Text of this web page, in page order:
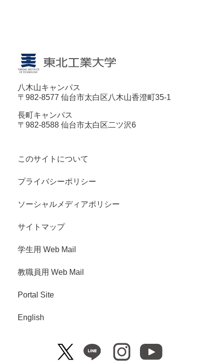
八木山キャンパス
〒982-8577 仙台市太白区八木山香澄町35-1
長町キャンパス
〒982-8588 仙台市太白区二ツ沢6
このサイトについて
プライバシーポリシー
ソーシャルメディアポリシー
サイトマップ
学生用 Web Mail
教職員用 Web Mail
Portal Site
English